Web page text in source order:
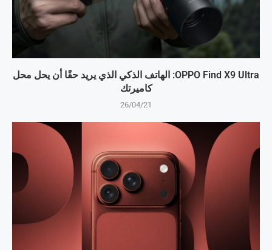
OPPO Find X9 Ultra: الهاتف الذكي الذي يريد حقًا أن يحل محل
كاميرتك
26/04/21